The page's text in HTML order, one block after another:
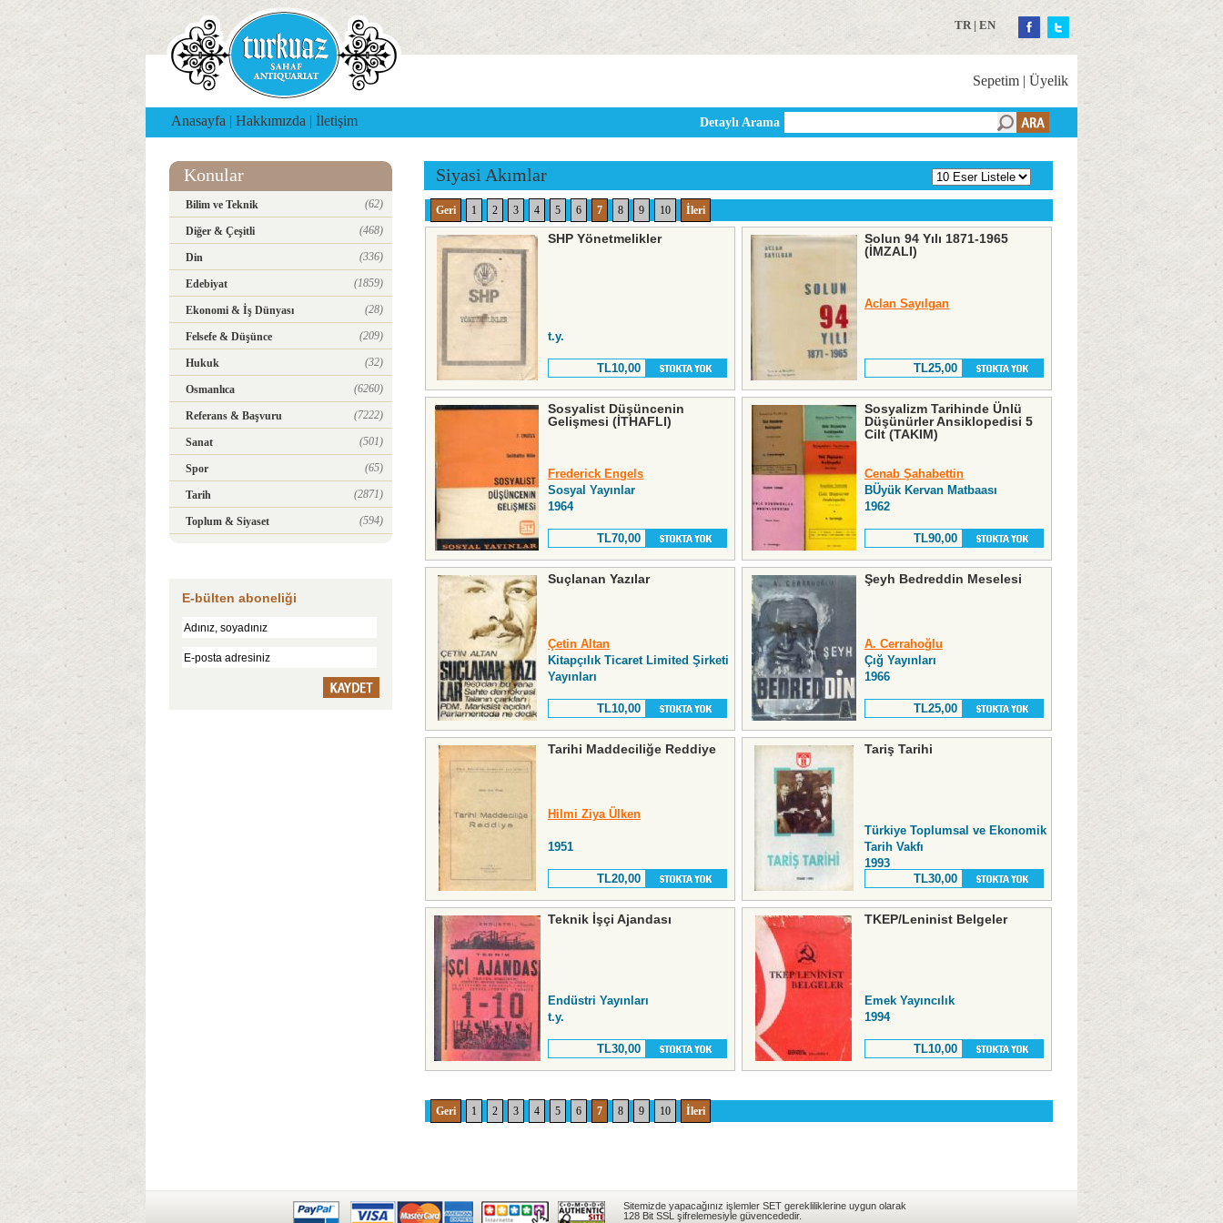
TR| EN
Sepetim | Üyelik
Anasayfa | Hakkımızda | İletişim Detaylı Arama
Konular
Bilim ve Teknik (62)
Diğer & Çeşitli (468)
Din (336)
Edebiyat (1859)
Ekonomi & İş Dünyası (28)
Felsefe & Düşünce (209)
Hukuk (32)
Osmanlıca (6260)
Referans & Başvuru (7222)
Sanat (501)
Spor (65)
Tarih (2871)
Toplum & Siyaset (594)
E-bülten aboneliği
Siyasi Akımlar
Geri 1 2 3 4 5 6 7 8 9 10 İleri
SHP Yönetmelikler
t.y.
TL10,00
Solun 94 Yılı 1871-1965
(İMZALI)
Aclan Sayılgan
TL25,00
Sosyalist Düşüncenin
Gelişmesi (İTHAFLI)
Frederick Engels
Sosyal Yayınlar
1964
TL70,00
Sosyalizm Tarihinde Ünlü
Düşünürler Ansiklopedisi 5
Cilt (TAKIM)
Cenab Şahabettin
BÜyük Kervan Matbaası
1962
TL90,00
Suçlanan Yazılar
Çetin Altan
Kitapçılık Ticaret Limited Şirketi
Yayınları
TL10,00
Şeyh Bedreddin Meselesi
A. Cerrahoğlu
Çığ Yayınları
1966
TL25,00
Tarihi Maddeciliğe Reddiye
Hilmi Ziya Ülken
1951
TL20,00
Tariş Tarihi
Türkiye Toplumsal ve Ekonomik
Tarih Vakfı
1993
TL30,00
Teknik İşçi Ajandası
Endüstri Yayınları
t.y.
TL30,00
TKEP/Leninist Belgeler
Emek Yayıncılık
1994
TL10,00
Geri 1 2 3 4 5 6 7 8 9 10 İleri
Sitemizde yapacağınız işlemler SET gerekliliklerine uygun olarak
128 Bit SSL şifrelemesiyle güvencededir.